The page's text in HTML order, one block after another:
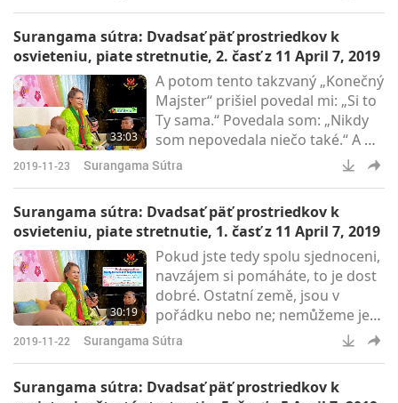
sa ku Konečnému Majstrovi,
poďakovať Konečnému Majstrovi.
Surangama sútra: Dvadsať päť prostriedkov k
osvieteniu, piate stretnutie, 2. časť z 11 April 7, 2019
33:03
A potom tento takzvaný „Konečný
Majster“ prišiel povedal mi: „Si to
Ty sama.“ Povedala som: „Nikdy
som nepovedala niečo také.“ A On
povedal: „Ten Vrcholný, Konečný
titul?“ Takže hlas povedal: „Nie,
nie je nový. Vždy to tak bolo.“ To je
všetko.
2019-11-23 Surangama Sútra
Surangama sútra: Dvadsať päť prostriedkov k
osvieteniu, piate stretnutie, 1. časť z 11 April 7, 2019
30:19
Pokud jste tedy spolu sjednoceni,
navzájem si pomáháte, to je dost
dobré. Ostatní země, jsou v
pořádku nebo ne; nemůžeme je
ovládat. Jen buďte spolu, spojte se
bude vše v pořádku.
2019-11-22 Surangama Sútra
Surangama sútra: Dvadsať päť prostriedkov k